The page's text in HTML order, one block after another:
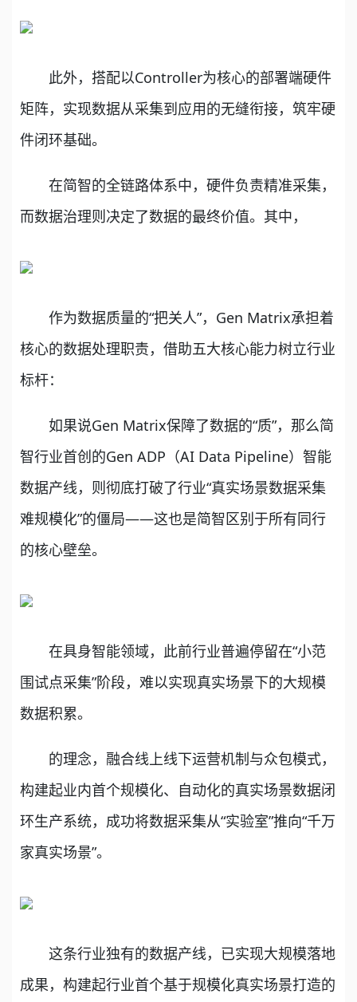
此外，搭配以Controller为核心的部署端硬件
矩阵，实现数据从采集到应用的无缝衔接，筑牢硬
件闭环基础。
在简智的全链路体系中，硬件负责精准采集，
而数据治理则决定了数据的最终价值。其中，
作为数据质量的“把关人”，Gen Matrix承担着
核心的数据处理职责，借助五大核心能力树立行业
标杆：
如果说Gen Matrix保障了数据的“质”，那么简
智行业首创的Gen ADP（AI Data Pipeline）智能
数据产线，则彻底打破了行业“真实场景数据采集
难规模化”的僵局——这也是简智区别于所有同行
的核心壁垒。
在具身智能领域，此前行业普遍停留在“小范
围试点采集”阶段，难以实现真实场景下的大规模
数据积累。
的理念，融合线上线下运营机制与众包模式，
构建起业内首个规模化、自动化的真实场景数据闭
环生产系统，成功将数据采集从“实验室”推向“千万
家真实场景”。
这条行业独有的数据产线，已实现大规模落地
成果，构建起行业首个基于规模化真实场景打造的